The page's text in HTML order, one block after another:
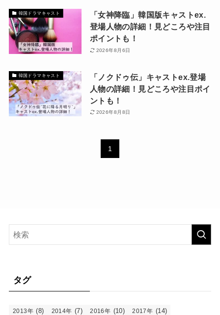
韓国ドラマキャスト
「女神降臨」韓国版キャストex.
登場人物の詳細！見どころや注目
ポイントも！
2026年8月6日
韓国ドラマキャスト
「ノクドゥ伝」キャストex.登場
人物の詳細！見どころや注目ポイ
ントも！
2026年8月8日
1
タグ
2013年 (8) 2014年 (7) 2016年 (10) 2017年 (14)